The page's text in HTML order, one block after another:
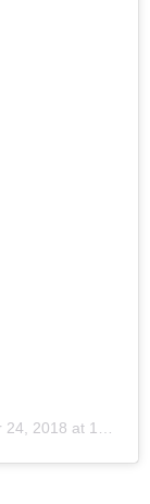
2018 at 12:15am PDT